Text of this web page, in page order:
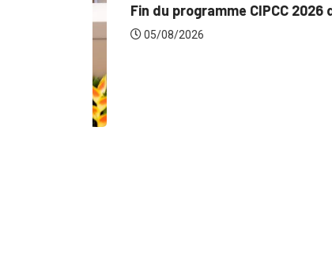
Fin du programme CIPCC 2026 de la...
05/08/2026